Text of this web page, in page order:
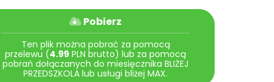
Pobierz
Ten plik można pobrać za pomocą
przelewu (4.99 PLN brutto) lub za pomocą
pobrań dołączanych do miesięcznika BLIŻEJ
PRZEDSZKOLA lub usługi bliżej MAX.